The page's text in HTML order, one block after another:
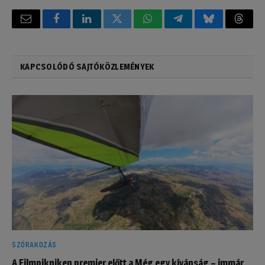
Email FacebookLinkedInTwitterWhatsAppTelegramBluesky
KAPCSOLÓDÓ SAJTÓKÖZLEMÉNYEK
SZÓRAKOZÁS